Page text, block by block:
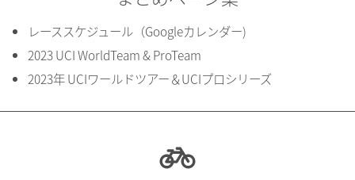
レーススケジュール（Googleカレンダー)
2023 UCI WorldTeam & ProTeam
2023年 UCIワールドツアー＆UCIプロシリーズ